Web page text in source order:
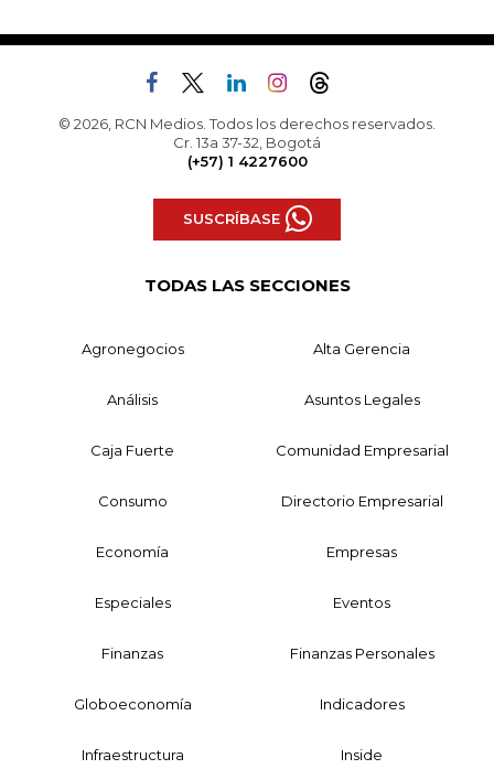
© 2026, RCN Medios. Todos los derechos reservados.
Cr. 13a 37-32, Bogotá
(+57) 1 4227600
SUSCRÍBASE
TODAS LAS SECCIONES
Agronegocios Alta Gerencia
Análisis Asuntos Legales
Caja Fuerte Comunidad Empresarial
Consumo Directorio Empresarial
Economía Empresas
Especiales Eventos
Finanzas Finanzas Personales
Globoeconomía Indicadores
Infraestructura Inside